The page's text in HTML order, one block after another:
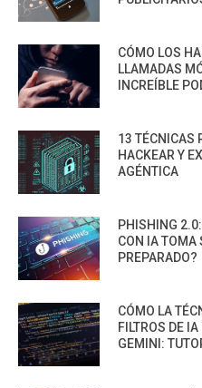
CÓMO LOS
LLAMADAS
INCREÍBLE
13 TÉCNICAS
HACKEAR Y
AGÉNTICA
PHISHING
CON IA TOMA
PREPARADO?
CÓMO LA
FILTROS DE
GEMINI: